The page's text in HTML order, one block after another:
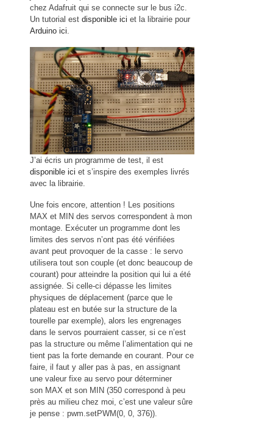
chez Adafruit qui se connecte sur le bus i2c.
Un tutorial est disponible ici et la librairie pour
Arduino ici.
J’ai écris un programme de test, il est
disponible ici et s’inspire des exemples livrés
avec la librairie.
Une fois encore, attention ! Les positions
MAX et MIN des servos correspondent à mon
montage. Exécuter un programme dont les
limites des servos n’ont pas été vérifiées
avant peut provoquer de la casse : le servo
utilisera tout son couple (et donc beaucoup de
courant) pour atteindre la position qui lui a été
assignée. Si celle-ci dépasse les limites
physiques de déplacement (parce que le
plateau est en butée sur la structure de la
tourelle par exemple), alors les engrenages
dans le servos pourraient casser, si ce n’est
pas la structure ou même l’alimentation qui ne
tient pas la forte demande en courant. Pour ce
faire, il faut y aller pas à pas, en assignant
une valeur fixe au servo pour déterminer
son MAX et son MIN (350 correspond à peu
près au milieu chez moi, c’est une valeur sûre
je pense : pwm. setPWM(0 0 376)).